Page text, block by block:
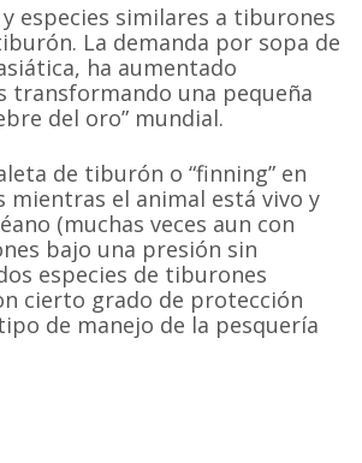
especies similares a tiburones
La demanda por sopa de
ha aumentado
una pequeña
del oro” mundial.
de tiburón o “finning” en
mientras el animal está vivo y
(muchas veces aun con
bajo una presión sin
especies de tiburones
cierto grado de protección
de manejo de la pesquería
MAPA
Inicio
Proyectos
Quiénes somos
Noticias
Contacto